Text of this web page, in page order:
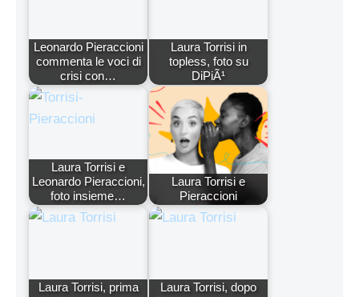
Leonardo Pieraccioni
commenta le voci di
crisi con…
Laura Torrisi in
topless, foto su
DiPiÃ¹
Laura Torrisi e
Leonardo Pieraccioni,
foto insieme…
Laura Torrisi e
Pieraccioni
Laura Torrisi, prima
Laura Torrisi, dopo